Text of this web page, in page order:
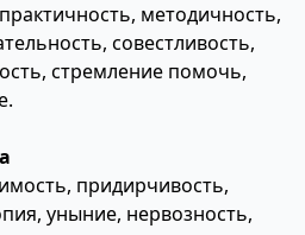
методичность,
совестливость,
стремление помочь,
придирчивость,
уныние, нервозность,